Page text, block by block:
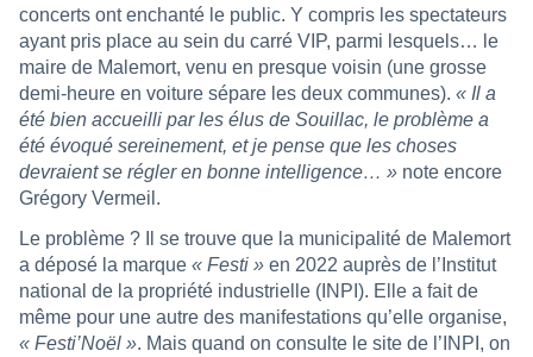
concerts ont enchanté le public. Y compris les spectateurs
ayant pris place au sein du carré VIP, parmi lesquels… le
maire de Malemort, venu en presque voisin (une grosse
demi-heure en voiture sépare les deux communes). « Il a
été bien accueilli par les élus de Souillac, le problème a
été évoqué sereinement, et je pense que les choses
devraient se régler en bonne intelligence… » note encore
Grégory Vermeil.
Le problème ? Il se trouve que la municipalité de Malemort
a déposé la marque « Festi » en 2022 auprès de l’Institut
national de la propriété industrielle (INPI). Elle a fait de
même pour une autre des manifestations qu’elle organise,
« Festi’Noël ». Mais quand on consulte le site de l’INPI, on